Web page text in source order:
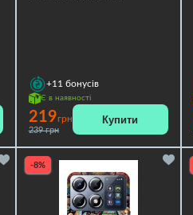
+11 бонусів
Є в наявності
219грн
239 грн
Купити
-8%